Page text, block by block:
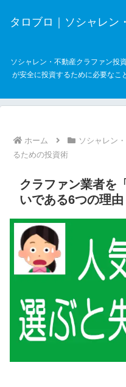
タロブロ｜ソシャレン
ソシャレン・不動産クラファン投
が安全に投資するために必要なこ
ホーム ソシャレン
るための投資術
クラファン業者を
いである6つの理由